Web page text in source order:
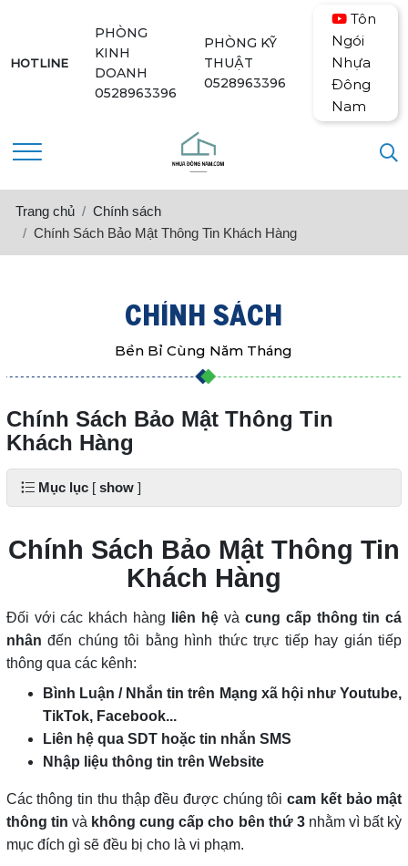
HOTLINE
PHÒNG
KINH
DOANH
0528963396
PHÒNG KỸ
THUẬT
0528963396
Tôn
Ngói
Nhựa
Đông
Nam
Trang chủ
Chính sách
Chính Sách Bảo Mật Thông Tin Khách Hàng
CHÍNH SÁCH
Bền Bỉ Cùng Năm Tháng
Chính Sách Bảo Mật Thông Tin
Khách Hàng
Mục lục[ show]
Chính Sách Bảo Mật Thông Tin
Khách Hàng
Đối với các khách hàng liên hệ và cung cấp thông tin cá
nhân đến chúng tôi bằng hình thức trực tiếp hay gián tiếp
thông qua các kênh:
Bình Luận / Nhắn tin trên Mạng xã hội như Youtube,
TikTok, Facebook...
Liên hệ qua SDT hoặc tin nhắn SMS
Nhập liệu thông tin trên Website
Các thông tin thu thập đều được chúng tôicam kết bảo mật
thông tin và không cung cấp cho bên thứ 3 nhằm vì bất kỳ
mục đích gì sẽ đều bị cho là vi phạm.